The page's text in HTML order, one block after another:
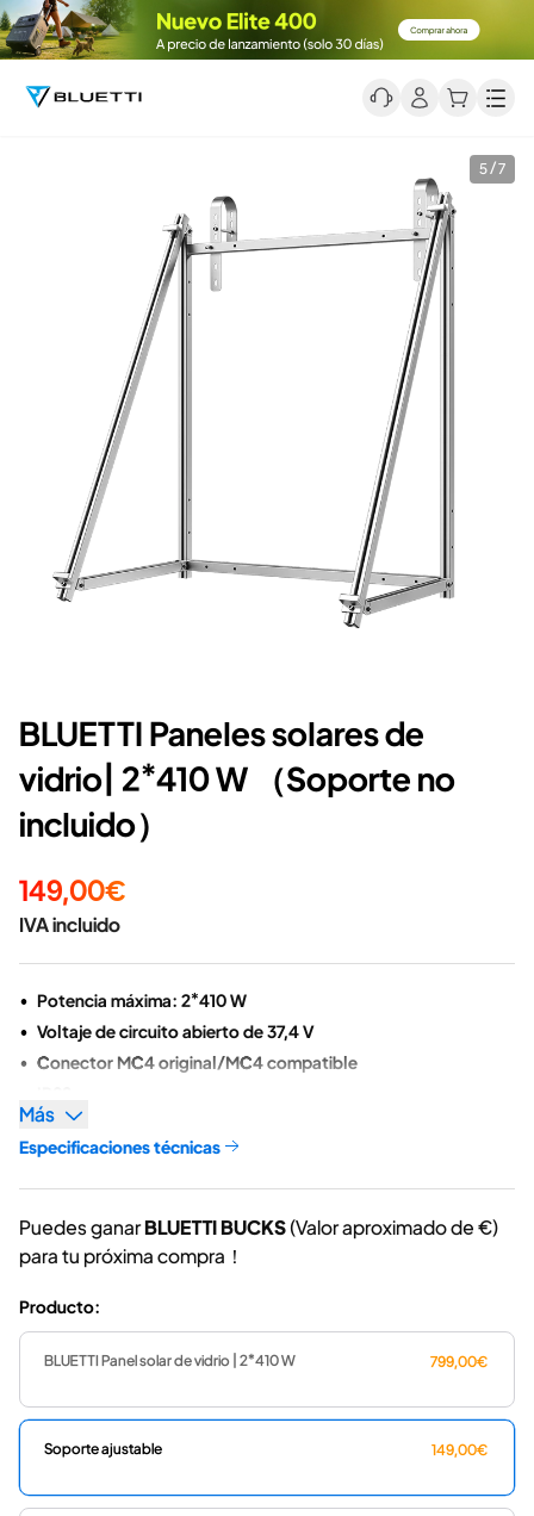
5 / 7
BLUETTI Paneles solares de
vidrio| 2*410 W （Soporte no
incluido）
149,00€
IVA incluido
Potencia máxima: 2*410 W
Voltaje de circuito abierto de 37,4 V
Conector MC4 original/MC4 compatible
Más
Especificaciones técnicas
Puedes ganarBLUETTI BUCKS(Valor aproximado de€)
para tu próxima compra！
Producto:
BLUETTI Panel solar de vidrio | 2*410 W 799,00€
Soporte ajustable 149,00€